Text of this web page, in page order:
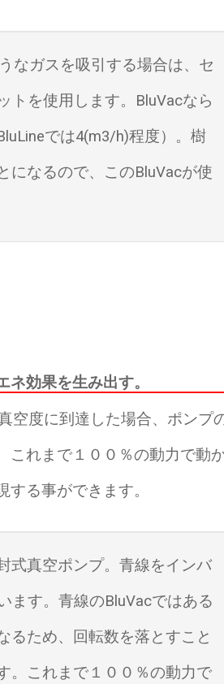
なガスを吸引する場合は、セ
ト を使用します。BluVacなら
では4(m3/h)程度）。樹
になるので、このBluVacが使
効果を生み出す。
空度に到達した場合、ポンプ
これまで１００％の動力で動
る事ができます。
式真空ポンプ。青線をインバ
ます。青線のBluVacではある
るため、回転数を落とすこと
。これまで１００％の動力で